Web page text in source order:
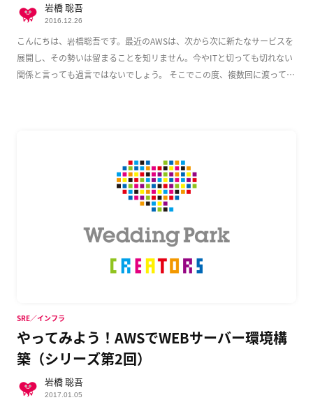
こんにちは、岩橋聡吾です。最近のAWSは、次から次に新たなサービスを
展開し、その勢いは留まることを知リません。今やITと切っても切れない
関係と言っても過言ではないでしょう。 そこでこの度、複数回に渡って
岩橋 聡吾
2016.12.26
やってみよう！AWSでWEBサーバー環境構
築（シリーズ第2回）
SRE／インフラ
岩橋 聡吾
2017.01.05